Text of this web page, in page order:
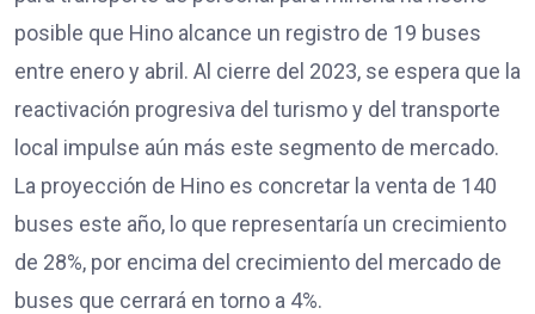
posible que Hino alcance un registro de 19 buses
entre enero y abril. Al cierre del 2023, se espera que la
reactivación progresiva del turismo y del transporte
local impulse aún más este segmento de mercado.
La proyección de Hino es concretar la venta de 140
buses este año, lo que representaría un crecimiento
de 28%, por encima del crecimiento del mercado de
buses que cerrará en torno a 4%.